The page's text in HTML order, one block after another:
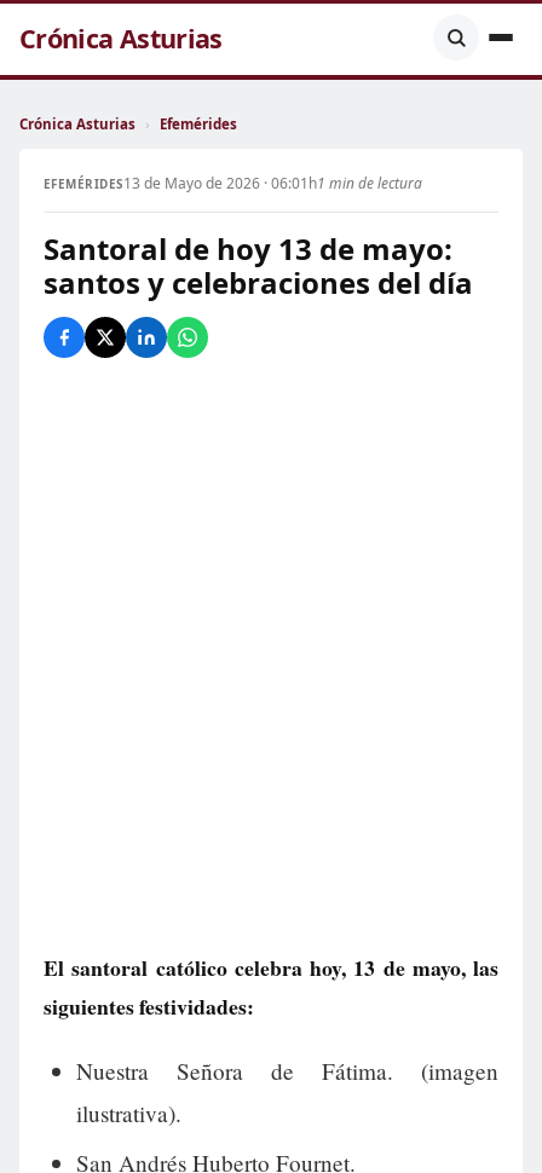
Crónica Asturias
Crónica Asturias › Efemérides
EFEMÉRIDES13 de Mayo de 2026 · 06:01h1 min de lectura
Santoral de hoy 13 de mayo:
santos y celebraciones del día
El santoral católico celebra hoy, 13 de mayo, las
siguientes festividades:
Nuestra Señora de Fátima. (imagen
ilustrativa).
San Andrés Huberto Fournet.